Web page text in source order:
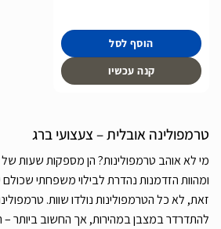
⁦₪1,590.00⁩
הוסף לסל
קנה עכשיו
טרמפולינה אובלית – צעצועי ברג
מי לא אוהב טרמפולינות? הן מספקות שעות של
ומהוות הזדמנות נהדרת לבילוי משפחתי שכולם
זאת, לא כל הטרמפולינות נולדו שוות.
להתדרדר במצבן במהירות, אך החשוב ביותר – הן